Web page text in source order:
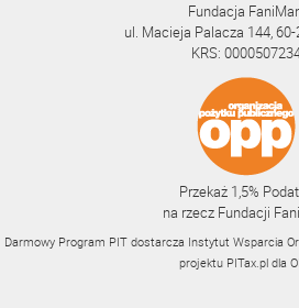
Fundacja
ul. Macieja Palacza 144,
KRS:
Przekaż 1,5%
na rzecz Fundacji
Darmowy Program PIT dostarcza Instytut Wsparcia
projektu PITax.pl dla